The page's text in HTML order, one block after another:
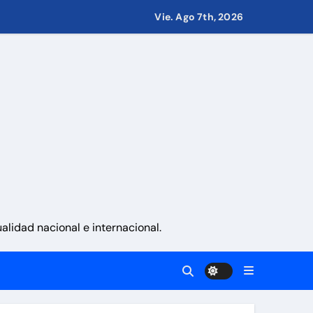
6 de agosto 2026
Vie. Ago 7th, 2026
nacional e internacional.